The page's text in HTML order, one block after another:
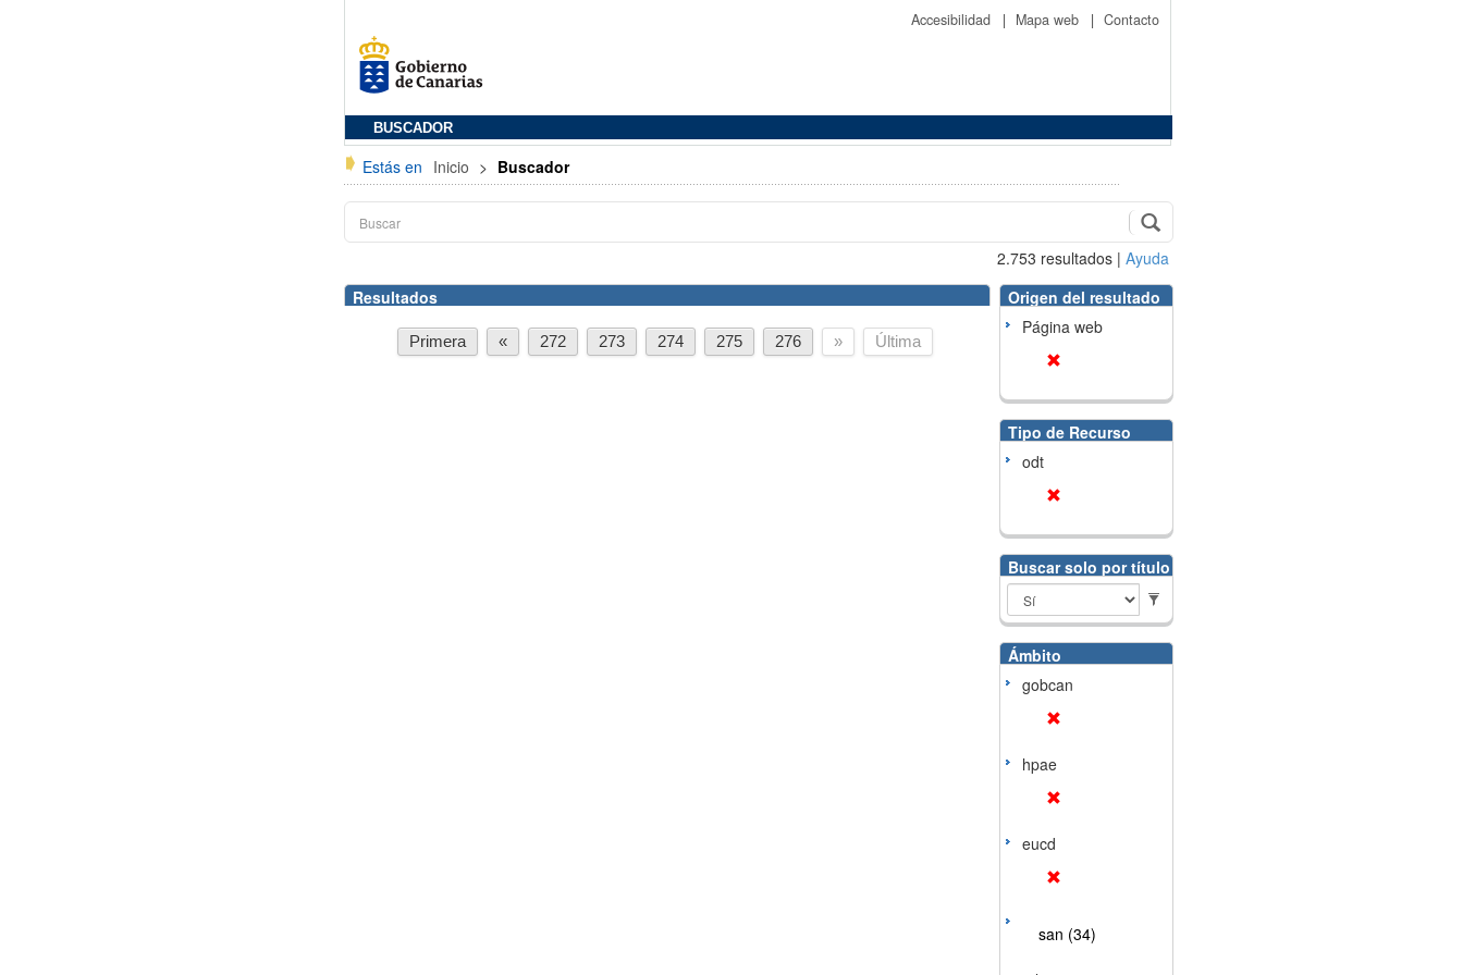
Accesibilidad | Mapa web | Contacto
BUSCADOR
Estás en Inicio > Buscador
2.753 resultados | Ayuda
Resultados
Primera « 272 273 274 275 276 » Última
Origen del resultado
Página web
Tipo de Recurso
odt
Buscar solo por título
Ámbito
gobcan
hpae
eucd
san (34)